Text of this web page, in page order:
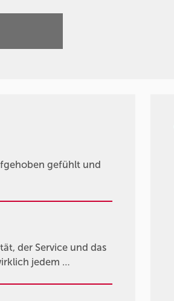
gefühlt und
der Service und das
jedem …